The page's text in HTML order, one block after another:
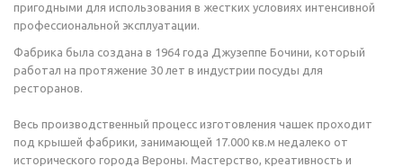
пригодными для использования в жестких условиях интенсивной
профессиональной эксплуатации.
Фабрика была создана в 1964 года Джузеппе Бочини, который
работал на протяжение 30 лет в индустрии посуды для
ресторанов.
Весь производственный процесс изготовления чашек проходит
под крышей фабрики, занимающей 17.000 кв.м недалеко от
исторического города Вероны. Мастерство, креативность и